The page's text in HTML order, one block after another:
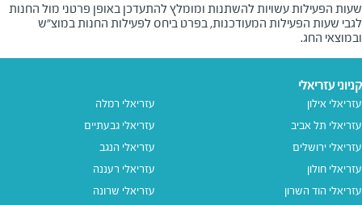
שעות הפעילות עשויות להשתנות ומומלץ להתעדכן באופן פרטני מול החנות
לגבי שעות הפעילות המעודכנות, בפרט ביחס לפעילות החנות במוצ"ש
ובמוצאי החג.
קניוני עזריאלי
עזריאלי אילון
עזריאלי תל אביב
עזריאלי ירושלים
עזריאלי חולון
עזריאלי הוד השרון
עזריאלי רמלה
עזריאלי גבעתיים
עזריאלי הנגב
עזריאלי רעננה
עזריאלי שרונה